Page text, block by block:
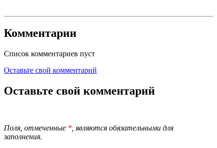
Комментарии
Список комментариев пуст
Оставьте свой комментарий
Оставьте свой комментарий
Поля, отмеченные * , являются обязательными для
заполнения.